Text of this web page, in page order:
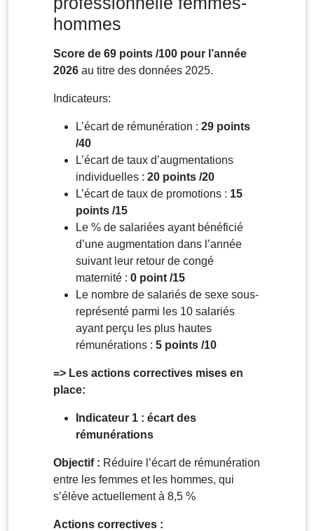
hommes
Score de 69 points /100 pour l’année
2026 au titre des données 2025.
Indicateurs:
L’écart de rémunération : 29 points
/40
L’écart de taux d’augmentations
individuelles : 20 points /20
L’écart de taux de promotions : 15
points /15
Le % de salariées ayant bénéficié
d’une augmentation dans l’année
suivant leur retour de congé
maternité : 0 point /15
Le nombre de salariés de sexe sous-
représenté parmi les 10 salariés
ayant perçu les plus hautes
rémunérations : 5 points /10
=> Les actions correctives mises en
place:
Indicateur 1 : écart des
rémunérations
Objectif : Réduire l’écart de rémunération
entre les femmes et les hommes, qui
s’élève actuellement à 8,5 %
Actions correctives :